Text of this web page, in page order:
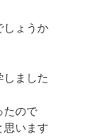
しょうか
ました
たので
思います